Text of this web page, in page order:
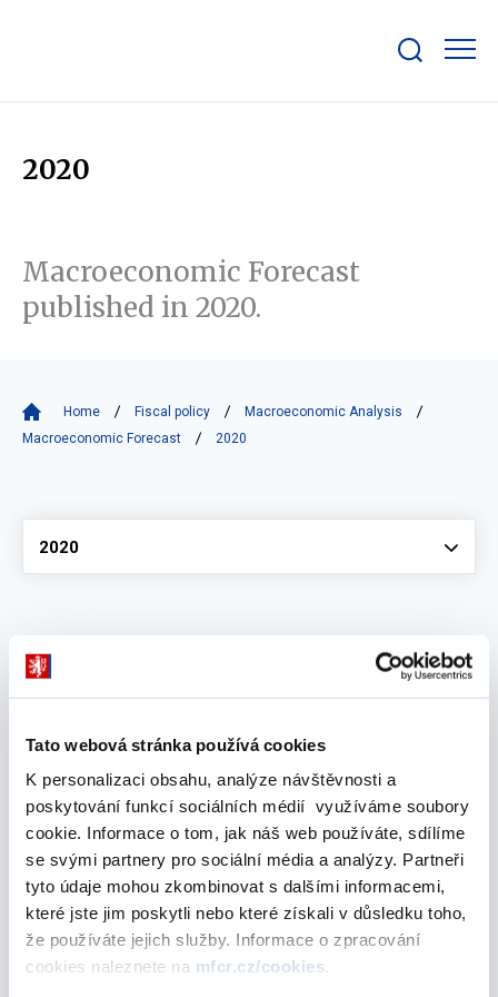
Tato webová stránka používá cookies
K personalizaci obsahu, analýze návštěvnosti a
poskytování funkcí sociálních médií využíváme soubory
cookie. Informace o tom, jak náš web používáte, sdílíme
se svými partnery pro sociální média a analýzy. Partneři
tyto údaje mohou zkombinovat s dalšími informacemi,
které jste jim poskytli nebo které získali v důsledku toho,
že používáte jejich služby. Informace o zpracování
cookies naleznete na mfcr.cz/cookies.
bar
2020
Macroeconomic Forecast
published in 2020.
Home Fiscal policy
Macroeconomic Analysis
Macroeconomic Forecast
2020
Vyberte
2020
September 2020
Macroeconomic Forecast - September 2020
22. September 2020
April 2020
Macroeconomic Forecast - April 2020
16. April 2020